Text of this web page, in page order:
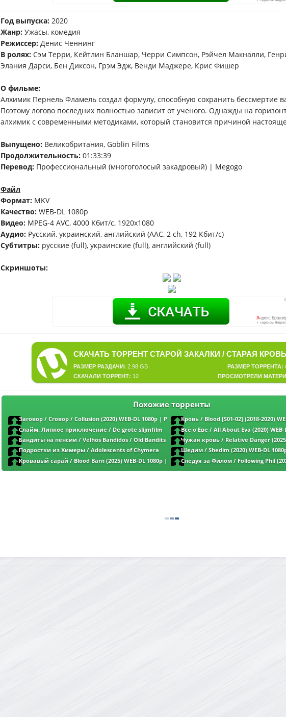
Год выпуска: 2020
Жанр: Ужасы, комедия
Режиссер: Денис Ченнинг
В ролях: Сэм Терри, Кейтлин Бланшар, Черри Симпсон, Рэйчел Макналли,
Элания Дарси, Бен Диксон, Грэм Эдж, Венди Маджере, Крис Фишер
О фильме:
Алхимик Пернель Фламель создал формулу, способную сохранить бессмертие
Поэтому логово последних полностью зависит от ученого. Однажды на
алхимик с современными методиками, который становится причиной
Выпущено: Великобритания, Goblin Films
Продолжительность: 01:33:39
Перевод: Профессиональный (многоголосый закадровый) | Megogo
Файл
Формат: MKV
Качество: WEB-DL 1080p
Видео: MPEG-4 AVC, 4000 Кбит/с, 1920x1080
Аудио: Русский, украинский, английский (AAC, 2 ch, 192 Кбит/с)
Субтитры: русские (full), украинские (full), английский (full)
Скриншоты:
РАЗМЕР ТОРРЕНТА:
РАЗМЕР РАЗДАЧИ: 2.98 GB
ПРОСМОТРЕЛИ
СКАЧАЛИ ТОРРЕНТ: 12
Похожие торренты
Заговор / Сговор / Collusion (2020) WEB-DL 1080p | P
Кровь / Blood [S01-02] (2018-2020)
ExKinoRay | P | SDI Media
Слайм. Липкое приключение / De grote slijmfilm
(2020) WEB-DL 1080p | D
Всё о Еве / All About Eva (2020)
Бандиты на пенсии / Velhos Bandidos / Old Bandits
(2026) WEB-DL 1080p | L
Чужая кровь / Relative Danger
| P
Подростки из Химеры / Adolescents of Chymera
(2020) WEB-DL 1080p | P
Шедим / Shedim (2020) WEB-DL
Кровавый сарай / Blood Barn (2025) WEB-DL 1080p |
L1
Следуя за Филом / Following Phil
1080p | P